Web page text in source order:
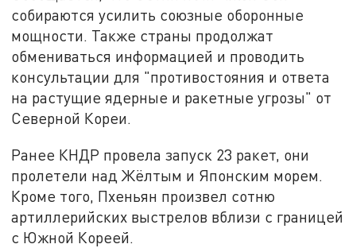
собираются усилить союзные оборонные
мощности. Также страны продолжат
обмениваться информацией и проводить
консультации для "противостояния и ответа
на растущие ядерные и ракетные угрозы" от
Северной Кореи.
Ранее КНДР провела запуск 23 ракет, они
пролетели над Жёлтым и Японским морем.
Кроме того, Пхеньян произвел сотню
артиллерийских выстрелов вблизи с границей
с Южной Кореей.